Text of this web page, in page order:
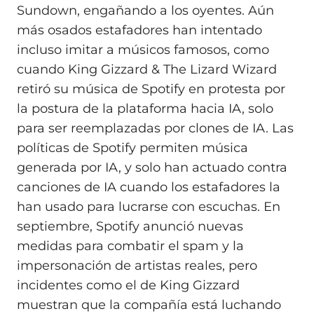
Sundown, engañando a los oyentes. Aún
más osados estafadores han intentado
incluso imitar a músicos famosos, como
cuando King Gizzard & The Lizard Wizard
retiró su música de Spotify en protesta por
la postura de la plataforma hacia IA, solo
para ser reemplazadas por clones de IA. Las
políticas de Spotify permiten música
generada por IA, y solo han actuado contra
canciones de IA cuando los estafadores la
han usado para lucrarse con escuchas. En
septiembre, Spotify anunció nuevas
medidas para combatir el spam y la
impersonación de artistas reales, pero
incidentes como el de King Gizzard
muestran que la compañía está luchando